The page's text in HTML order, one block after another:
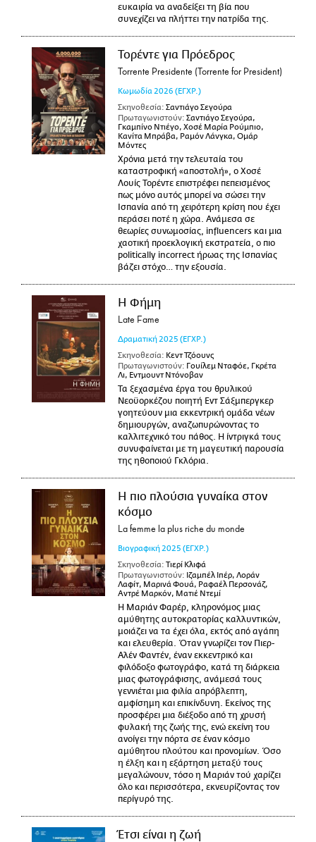
ευκαιρία να αναδείξει τη βία που
συνεχίζει να πλήττει την πατρίδα της.
Τορέντε για Πρόεδρος
Torrente Presidente (Torrente for President)
Κωμωδία 2026 (ΕΓΧΡ.)
Σκηνοθεσία: Σαντιάγο Σεγούρα
Πρωταγωνιστούν: Σαντιάγο Σεγούρα,
Γκαμπίνο Ντιέγο, Χοσέ Μαρία Ρούμπιο,
Κανίτα Μπράβα, Ραμόν Λάνγκα, Ομάρ
Μόντες
Χρόνια μετά την τελευταία του
καταστροφική «αποστολή», ο Χοσέ
Λουίς Τορέντε επιστρέφει πεπεισμένος
πως μόνο αυτός μπορεί να σώσει την
Ισπανία από τη χειρότερη κρίση που έχει
περάσει ποτέ η χώρα. Ανάμεσα σε
θεωρίες συνωμοσίας, influencers και μια
χαοτική προεκλογική εκστρατεία, ο πιο
politically incorrect ήρωας της Ισπανίας
βάζει στόχο… την εξουσία.
Η Φήμη
Late Fame
Δραματική 2025 (ΕΓΧΡ.)
Σκηνοθεσία: Κεντ Τζόουνς
Πρωταγωνιστούν: Γουίλεμ Νταφόε, Γκρέτα
Λι, Εντμουντ Ντόνοβαν
Τα ξεχασμένα έργα του θρυλικού
Νεοϋορκέζου ποιητή Εντ Σάξμπεργκερ
γοητεύουν μια εκκεντρική ομάδα νέων
δημιουργών, αναζωπυρώνοντας το
καλλιτεχνικό του πάθος. Η ίντριγκά τους
συνυφαίνεται με τη μαγευτική παρουσία
της ηθοποιού Γκλόρια.
Η πιο πλούσια γυναίκα στον
κόσμο
La femme la plus riche du monde
Βιογραφική 2025 (ΕΓΧΡ.)
Σκηνοθεσία: Τιερί Κλιφά
Πρωταγωνιστούν: Ιζαμπέλ Ιπέρ, Λοράν
Λαφίτ, Μαρινά Φουά, Ραφαέλ Περσονάζ,
Αντρέ Μαρκόν, Ματιέ Ντεμί
Η Μαριάν Φαρέρ, κληρονόμος μιας
αμύθητης αυτοκρατορίας καλλυντικών,
μοιάζει να τα έχει όλα, εκτός από αγάπη
και ελευθερία. Όταν γνωρίζει τον Πιερ-
Αλέν Φαντέν, έναν εκκεντρικό και
φιλόδοξο φωτογράφο, κατά τη διάρκεια
μιας φωτογράφισης, ανάμεσά τους
γεννιέται μια φιλία απρόβλεπτη,
αμφίσημη και επικίνδυνη. Εκείνος της
προσφέρει μια διέξοδο από τη χρυσή
φυλακή της ζωής της, ενώ εκείνη του
ανοίγει την πόρτα σε έναν κόσμο
αμύθητου πλούτου και προνομίων. Όσο
η έλξη και η εξάρτηση μεταξύ τους
μεγαλώνουν, τόσο η Μαριάν τού χαρίζει
όλο και περισσότερα, εκνευρίζοντας τον
περίγυρό της.
Έτσι είναι η ζωή